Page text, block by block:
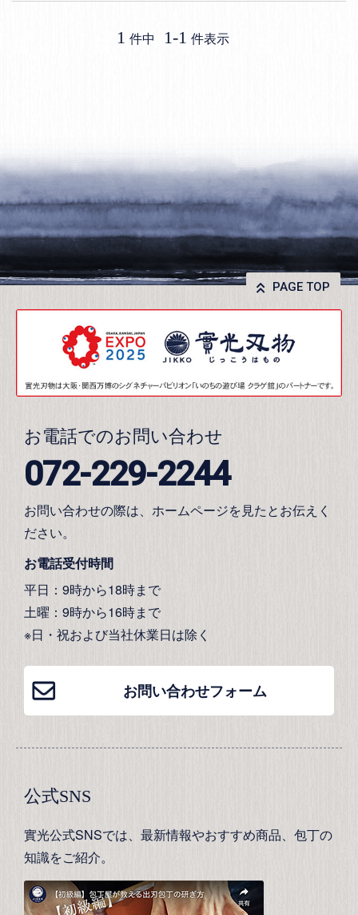
1 件中 1-1 件表示
PAGE TOP
お電話でのお問い合わせ
072-229-2244
お問い合わせの際は、ホームページを見たとお伝えく
ださい。
お電話受付時間
平日：9時から18時まで
土曜：9時から16時まで
※日・祝および当社休業日は除く
お問い合わせフォーム
公式SNS
實光公式SNSでは、最新情報やおすすめ商品、包丁の
知識をご紹介。